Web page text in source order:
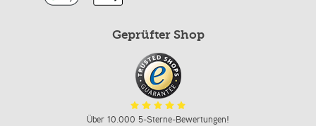
Geprüfter Shop
Über 10.000 5-Sterne-Bewertungen!